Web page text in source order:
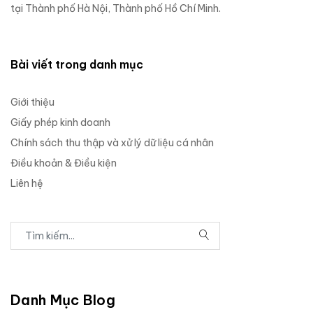
tại Thành phố Hà Nội, Thành phố Hồ Chí Minh.
Bài viết trong danh mục
Giới thiệu
Giấy phép kinh doanh
Chính sách thu thập và xử lý dữ liệu cá nhân
Điều khoản & Điều kiện
Liên hệ
Danh Mục Blog